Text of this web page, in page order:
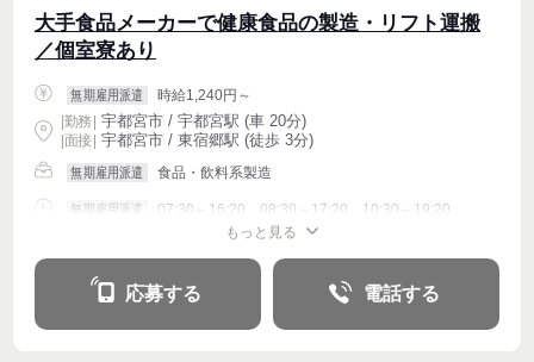
大手食品メーカーで健康食品の製造・リフト運搬
／個室寮あり
無期雇用派遣
時給1,240円～
|勤務 宇都宮市 / 宇都宮駅 (車 20分)
| 面接 | 宇都宮市 / 東宿郷駅 (徒歩 3分)
無期雇用派遣 食品・飲料系製造
無期雇用派遣 07:30～16:20、08:30～17:20、10:30～19:20
もっと見る
応募する 電話する